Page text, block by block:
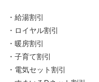
・給湯割引
・ロイヤル割引
・暖房割引
・子育て割引
・電気セット割引